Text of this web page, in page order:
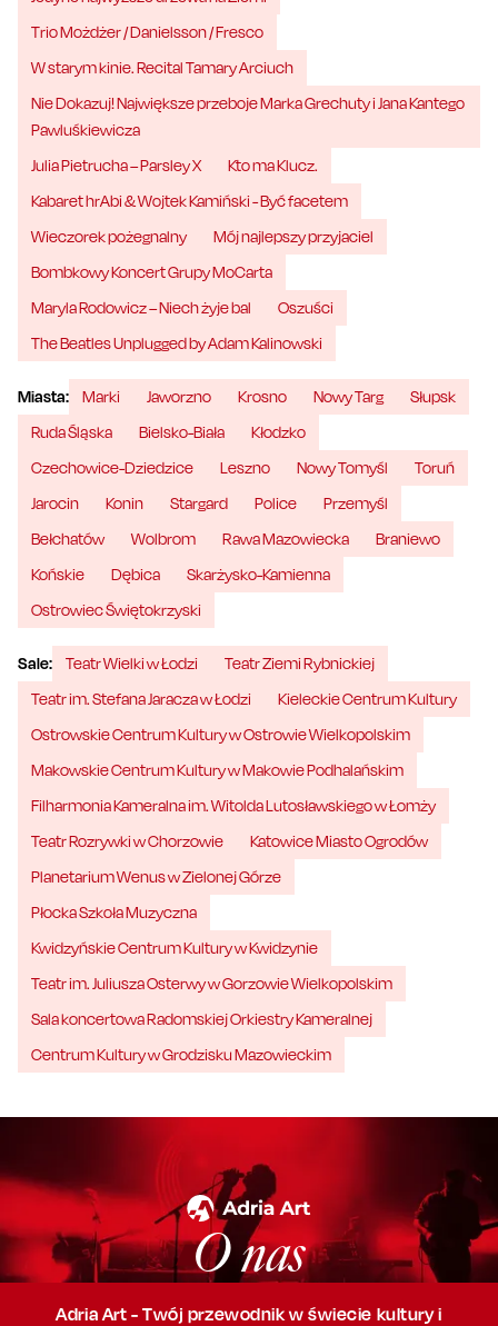
Trio Możdżer / Danielsson / Fresco
W starym kinie. Recital Tamary Arciuch
Nie Dokazuj! Największe przeboje Marka Grechuty i Jana Kantego
Pawluśkiewicza
Julia Pietrucha – Parsley X
Kto ma Klucz.
Kabaret hrAbi & Wojtek Kamiński - Być facetem
Wieczorek pożegnalny
Mój najlepszy przyjaciel
Bombkowy Koncert Grupy MoCarta
Maryla Rodowicz – Niech żyje bal
Oszuści
The Beatles Unplugged by Adam Kalinowski
Miasta: Marki Jaworzno Krosno Nowy Targ
Słupsk
Ruda Śląska
Bielsko-Biała
Kłodzko
Czechowice-Dziedzice
Leszno Nowy Tomyśl
Toruń
Jarocin
Konin Stargard Police
Przemyśl
Bełchatów
Wolbrom Rawa Mazowiecka
Braniewo
Końskie
Dębica
Skarżysko-Kamienna
Ostrowiec Świętokrzyski
Sale: Teatr Wielki w Łodzi
Teatr Ziemi Rybnickiej
Teatr im. Stefana Jaracza w Łodzi
Kieleckie Centrum Kultury
Ostrowskie Centrum Kultury w Ostrowie Wielkopolskim
Makowskie Centrum Kultury w Makowie Podhalańskim
Filharmonia Kameralna im. Witolda Lutosławskiego w Łomży
Teatr Rozrywki w Chorzowie
Katowice Miasto Ogrodów
Planetarium Wenus w Zielonej Górze
Płocka Szkoła Muzyczna
Kwidzyńskie Centrum Kultury w Kwidzynie
Teatr im. Juliusza Osterwy w Gorzowie Wielkopolskim
Sala koncertowa Radomskiej Orkiestry Kameralnej
Centrum Kultury w Grodzisku Mazowieckim
O nas
Adria Art - Twój przewodnik w świecie kultury i